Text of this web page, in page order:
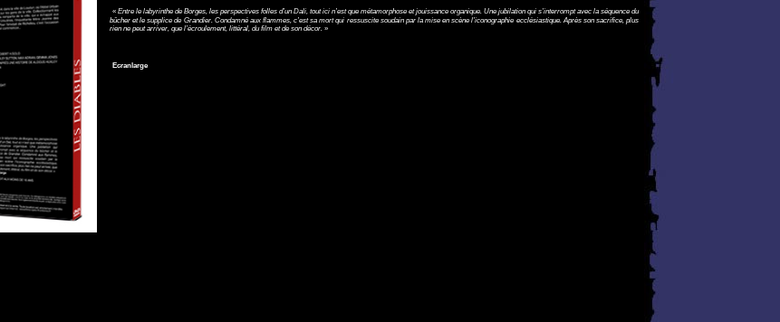
« Entre le labyrinthe de Borges, les perspectives folles d’un Dali, tout ici n’est que métamorphose et jouissance organique. Une jubilation qui s’interrompt avec la séquence du
bûcher et le supplice de Grandier. Condamné aux flammes, c’est sa mort qui ressuscite soudain par la mise en scène l’iconographie ecclésiastique. Après son sacrifice, plus
rien ne peut arriver, que l’écroulement, littéral, du film et de son décor. »
Ecranlarge